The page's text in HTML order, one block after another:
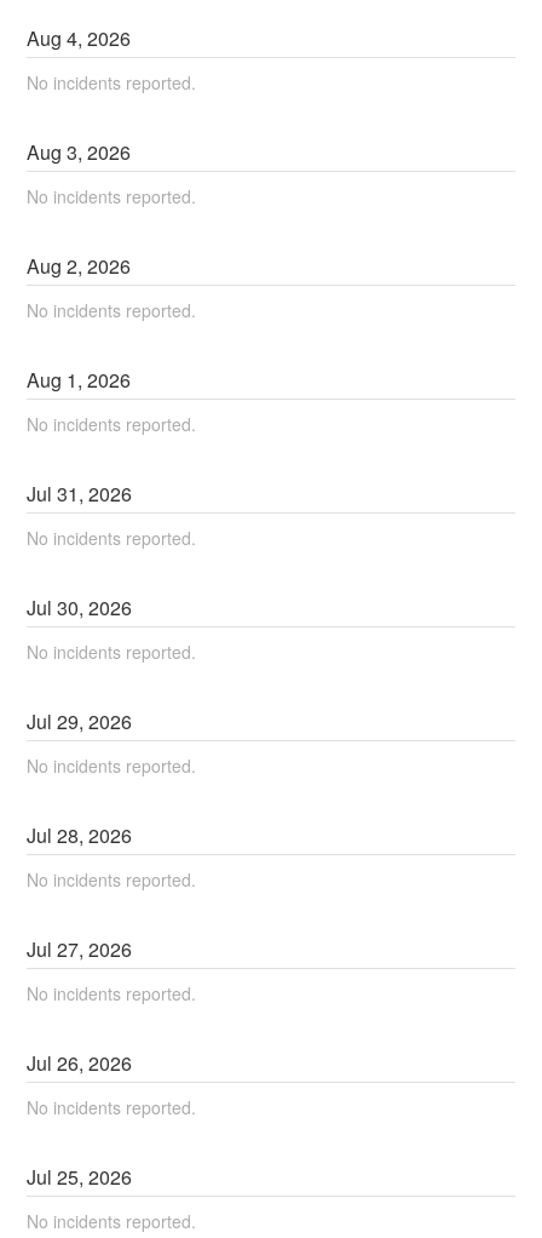
Aug4,2026
No incidents reported.
Aug3,2026
No incidents reported.
Aug2,2026
No incidents reported.
Aug 1,2026
No incidents reported.
Jul31,2026
No incidents reported.
Jul30,2026
No incidents reported.
Jul29,2026
No incidents reported.
Jul28,2026
No incidents reported.
Jul27,2026
No incidents reported.
Jul26,2026
No incidents reported.
Jul25,2026
No incidents reported.